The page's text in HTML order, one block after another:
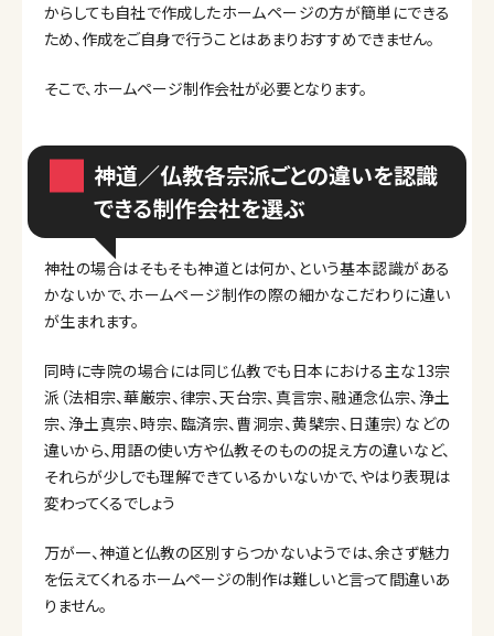
からしても自社で作成したホームページの方が簡単にできる
ため、作成をご自身で行うことはあまりおすすめできません。
そこで、ホームページ制作会社が必要となります。
神道／仏教各宗派ごとの違いを認識
できる制作会社を選ぶ
神社の場合はそもそも神道とは何か、という基本認識がある
かないかで、ホームページ制作の際の細かなこだわりに違い
が生まれます。
同時に寺院の場合には同じ仏教でも日本における主な13宗
派（法相宗、華厳宗、律宗、天台宗、真言宗、融通念仏宗、浄土
宗、浄土真宗、時宗、臨済宗、曹洞宗、黄檗宗、日蓮宗）などの
違いから、用語の使い方や仏教そのものの捉え方の違いなど、
それらが少しでも理解できているかいないかで、やはり表現は
変わってくるでしょう
万が一、神道と仏教の区別すらつかないようでは、余さず魅力
を伝えてくれるホームページの制作は難しいと言って間違いあ
りません。